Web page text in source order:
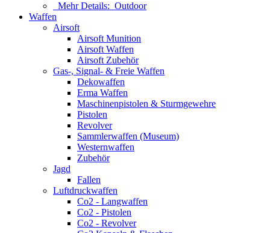
Mehr Details: Outdoor
Waffen
Airsoft
Airsoft Munition
Airsoft Waffen
Airsoft Zubehör
Gas-, Signal- & Freie Waffen
Dekowaffen
Erma Waffen
Maschinenpistolen & Sturmgewehre
Pistolen
Revolver
Sammlerwaffen (Museum)
Westernwaffen
Zubehör
Jagd
Fallen
Luftdruckwaffen
Co2 - Langwaffen
Co2 - Pistolen
Co2 - Revolver